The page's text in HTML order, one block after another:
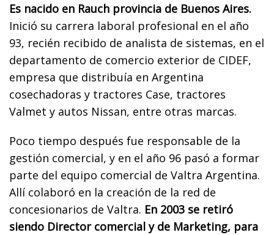
Es nacido en Rauch provincia de Buenos Aires.
Inició su carrera laboral profesional en el año
93, recién recibido de analista de sistemas, en el
departamento de comercio exterior de CIDEF,
empresa que distribuía en Argentina
cosechadoras y tractores Case, tractores
Valmet y autos Nissan, entre otras marcas.
Poco tiempo después fue responsable de la
gestión comercial, y en el año 96 pasó a formar
parte del equipo comercial de Valtra Argentina.
Allí colaboró en la creación de la red de
concesionarios de Valtra. En 2003 se retiró
siendo Director comercial y de Marketing, para